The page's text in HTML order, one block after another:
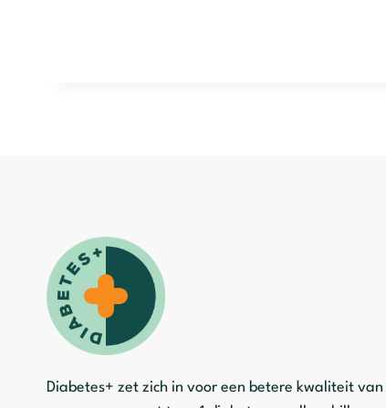
Diabetes+ zet zich in voor een betere kwaliteit van